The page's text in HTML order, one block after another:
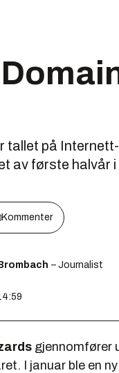
tallet på
av første halvår i
Kommenter
– Journalist
gjennomfører
I januar ble en